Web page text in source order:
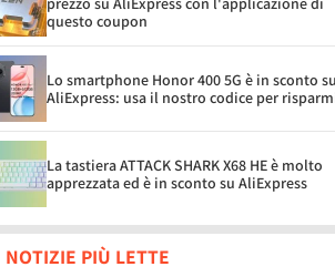
questo coupon
Lo smartphone Honor 400 5G è in sconto su
AliExpress: usa il nostro codice per
La tastiera ATTACK SHARK X68 HE è molto
apprezzata ed è in sconto su AliExpress
NOTIZIE PIÙ LETTE